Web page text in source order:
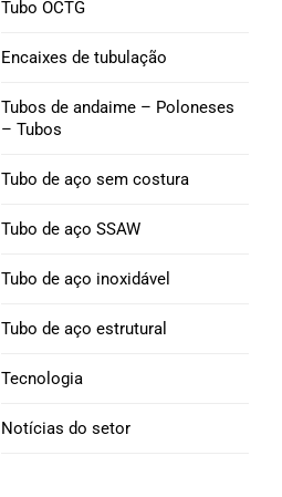
Tubo de revestimento
Tubulação de
revestimento C90
Tubulação de
revestimento de
tubulação
Juntas de filhote de
Tubo OCTG
Encaixes de tubulação
Tubos de andaime – Poloneses
– Tubos
Tubo de aço sem costura
Tubo de aço SSAW
Tubo de aço inoxidável
Tubo de aço estrutural
Tecnologia
Notícias do setor